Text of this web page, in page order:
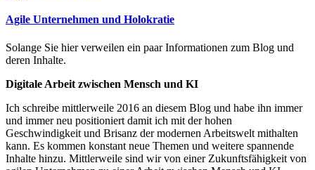
Agile Unternehmen und Holokratie
Solange Sie hier verweilen ein paar Informationen zum Blog und
deren Inhalte.
Digitale Arbeit zwischen Mensch und KI
Ich schreibe mittlerweile 2016 an diesem Blog und habe ihn immer
und immer neu positioniert damit ich mit der hohen
Geschwindigkeit und Brisanz der modernen Arbeitswelt mithalten
kann. Es kommen konstant neue Themen und weitere spannende
Inhalte hinzu. Mittlerweile sind wir von einer Zukunftsfähigkeit von